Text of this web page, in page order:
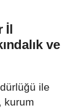
İl
ve
ile
kurum